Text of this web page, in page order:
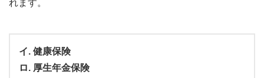
れます。
イ. 健康保険
ロ. 厚生年金保険